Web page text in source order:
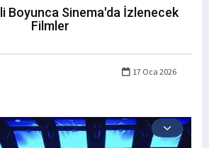
Boyunca Sinema'da İzlenecek
Filmler
17 Oca 2026